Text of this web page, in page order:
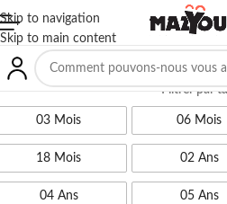
Skip to navigation
Skip to main content
Filtrer par
03 Mois 06 Mois
18 Mois 02 Ans
04 Ans 05 Ans